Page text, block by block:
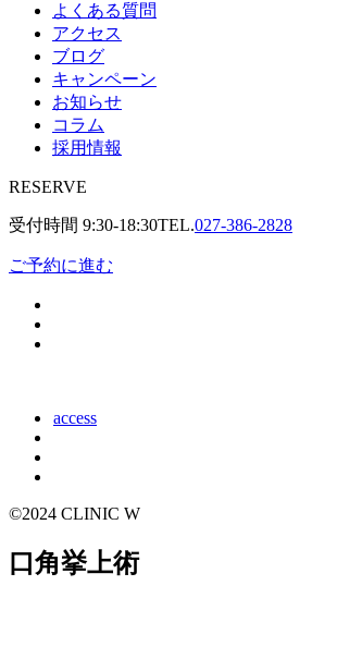
よくある質問
アクセス
ブログ
キャンペーン
お知らせ
コラム
採用情報
RESERVE
受付時間 9:30-18:30TEL.027-386-2828
ご予約に進む
access
©2024 CLINIC W
口角挙上術